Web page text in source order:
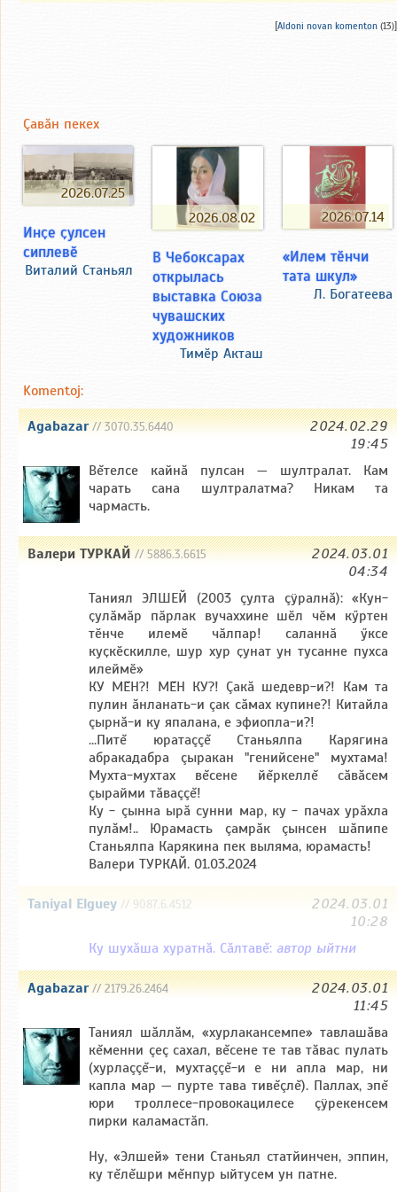
[Aldoni novan komenton (13)]
Çавăн пекех
2026.07.25
Инҫе ҫулсен
сиплевӗ
Виталий Станьял
2026.08.02
В Чебоксарах
открылась
выставка Союза
чувашских
художников
Тимӗр Акташ
2026.07.14
«Илем тӗнчи
тата шкул»
Л. Богатеева
Komentoj:
Agabazar// 3070.35.6440
2024.02.29
19:45
Вĕтелсе кайнă пулсан — шултралат. Кам
чарать сана шултралатма? Никам та
чармасть.
Валери ТУРКАЙ// 5886.3.6615
2024.03.01
04:34
Таниял ЭЛШЕЙ (2003 çулта çÿралнă): «Кун-
ҫулӑмӑр пӑрлак вучаххине шӗл чӗм кӳртен
тӗнче илемӗ чӑлпар! саланнӑ ӳксе
куҫкӗскилле, шур хур ҫунат ун тусанне пухса
илеймӗ»
КУ МĔН?! МĔН КУ?! Çакă шедевр-и?! Кам та
пулин ăнланать-и çак сăмах купине?! Китайла
çырнă-и ку япалана, е эфиопла-и?!
...Питĕ юратаççĕ Станьялпа Карягина
абракадабра çыракан "генийсене" мухтама!
Мухта-мухтах вĕсене йĕркеллĕ сăвăсем
çырайми тăваççĕ!
Ку - çынна ырă сунни мар, ку - пачах урăхла
пулăм!.. Юрамасть çамрăк çынсен шăпипе
Станьялпа Карякина пек выляма, юрамасть!
Валери ТУРКАЙ. 01.03.2024
Taniyal Elguey // 9087.6.4512
2024.03.01
10:28
Ку шухăша хуратнă. Сăлтавĕ: автор ыйтни
Agabazar// 2179.26.2464
2024.03.01
11:45
Таниял шăллăм, «хурлакансемпе» тавлашăва
кĕменни çеç сахал, вĕсене те тав тăвас пулать
(хурлаççĕ-и, мухтаççĕ-и е ни апла мар, ни
капла мар — пурте тава тивĕçлĕ). Паллах, эпĕ
юри троллесе-провокацилесе çÿрекенсем
пирки каламастăп.
Ну, «Элшей» тени Станьял статйинчен, эппин,
ку тĕлĕшри мĕнпур ыйтусем ун патне.